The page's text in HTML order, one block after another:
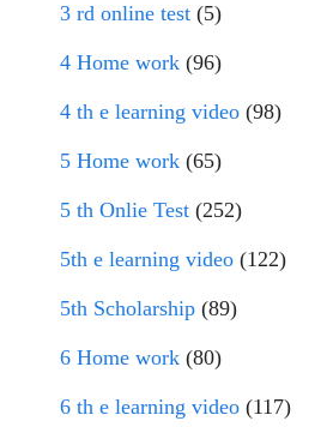
3 rd online test (5)
4 Home work (96)
4 th e learning video (98)
5 Home work (65)
5 th Onlie Test (252)
5th e learning video (122)
5th Scholarship (89)
6 Home work (80)
6 th e learning video (117)